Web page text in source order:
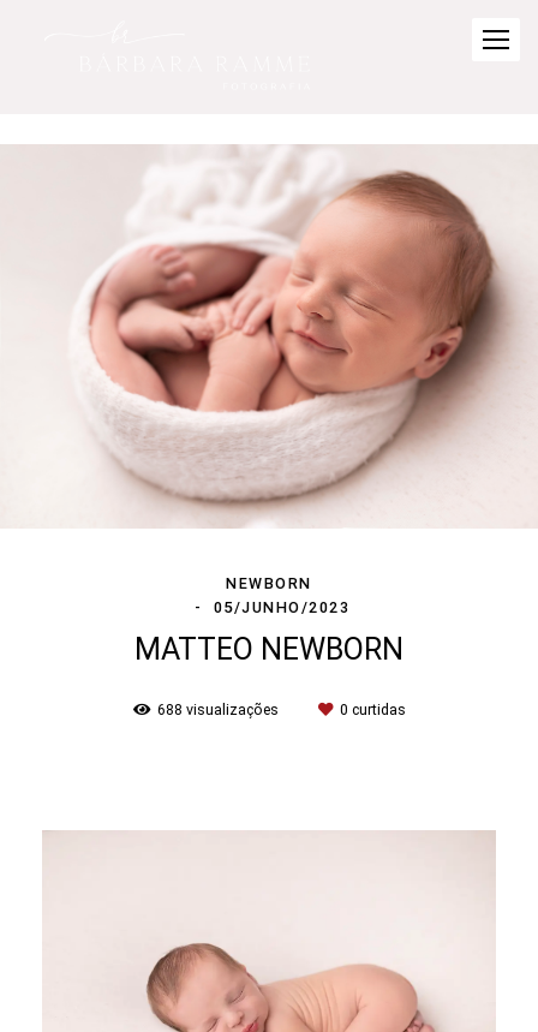
NEWBORN
05/JUNHO/2023
MATTEO NEWBORN
688 visualizações 0 curtidas